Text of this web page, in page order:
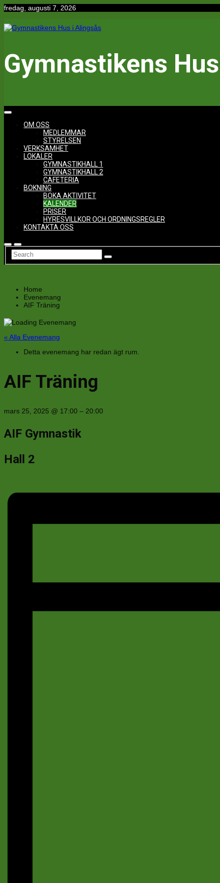
Hoppa
innehåll
fredag, augusti 7, 2026
Gymnastikens
OM OSS
MEDLEMMAR
STYRELSEN
VERKSAMHET
LOKALER
GYMNASTIKHALL 1
GYMNASTIKHALL 2
CAFETERIA
BOKNING
BOKA AKTIVITET
KALENDER
PRISER
HYRESVILLKOR OCH ORDNINGSREGLER
KONTAKTA OSS
Home
Evenemang
AIF Träning
« Alla Evenemang
Detta evenemang har redan ägt rum.
AIF Träning
mars 25, 2025 @ 17:00 – 20:00
AIF Gymnastik
Hall 2